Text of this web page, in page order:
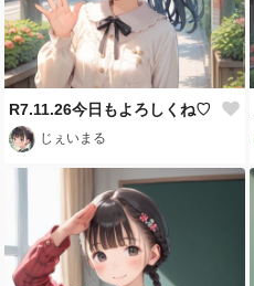
R7.11.26今日もよろしくね♡
じぇいまる